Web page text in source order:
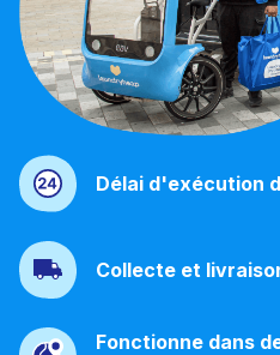
France FR
Délai d'exécution
Collecte et
Fonctionne dans